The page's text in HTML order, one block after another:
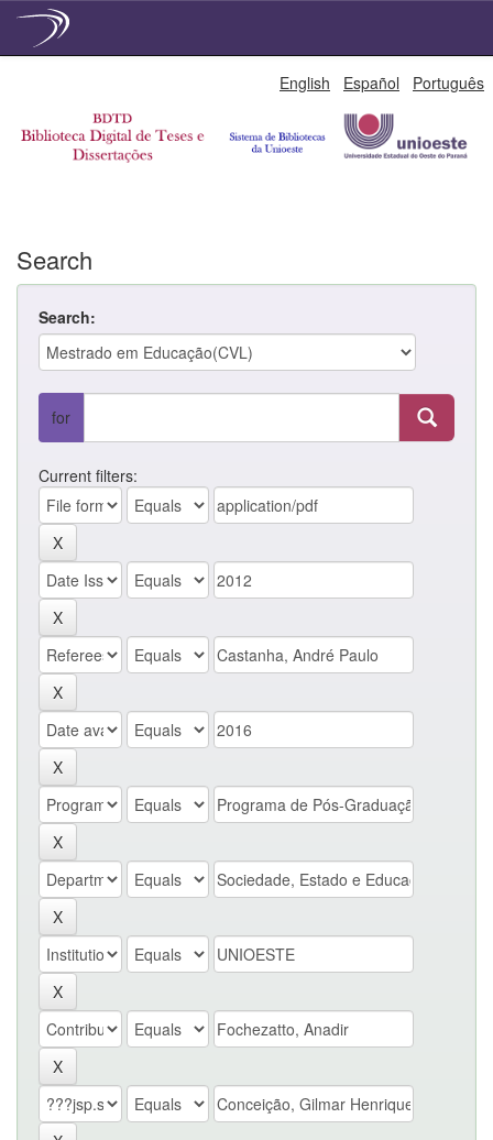
English Español Português
Search
Search:
for
Current filters: